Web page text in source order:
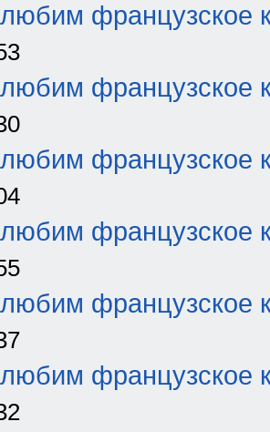
французское
французское
французское
французское
французское
французское